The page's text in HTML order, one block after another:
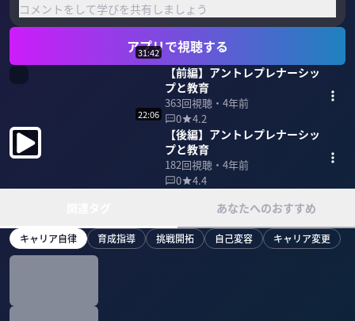
コメントをして学びを共有しましょう
アプリで視聴する
31:42
【前編】アントレプレナーシッ
プと教育
363回視聴・ 4年前
0
4.2
22:06
【後編】アントレプレナーシッ
プと教育
182回視聴・ 4年前
0
4.4
あなたへのおすすめ
キャリア自律 育成指導 挑戦開拓 自己変容 キャリア変更